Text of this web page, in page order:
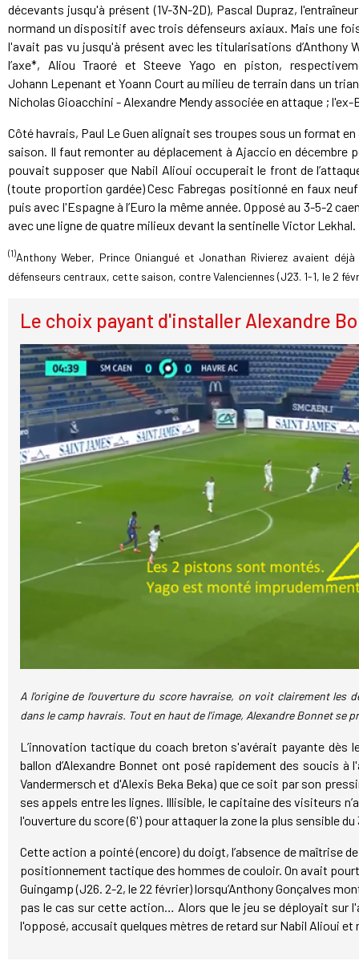
décevants jusqu'à présent (1V-3N-2D), Pascal Dupraz,
normand un dispositif avec trois défenseurs axiaux. Mais une
l'avait pas vu jusqu'à présent avec les titularisations d’Anthony
l’axe*, Aliou Traoré et Steeve Yago en piston,
Johann Lepenant et Yoann Court au milieu de terrain dans un
Nicholas Gioacchini - Alexandre Mendy associée en attaque ;
Côté havrais, Paul Le Guen alignait ses troupes sous un format
saison. Il faut remonter au déplacement à Ajaccio en décembre
pouvait supposer que Nabil Alioui occuperait le front de
(toute proportion gardée) Cesc Fabregas positionné en faux neuf
puis avec l'Espagne à l’Euro la même année. Opposé au 3-5-2
avec une ligne de quatre milieux devant la sentinelle Victor Lekhal.
(1)Anthony Weber, Prince Oniangué et Jonathan Rivierez avaient
défenseurs centraux, cette saison, contre Valenciennes (J23. 1-1, le 2
Le choix payant d'installer Alexandre
A l'origine de l'ouverture du score havraise, on voit clairement les
dans le camp havrais. Tout en haut de l'image, Alexandre Bonnet se
L’innovation tactique du coach breton s'avérait payante dès
ballon d’Alexandre Bonnet ont posé rapidement des soucis à
Vandermersch et d'Alexis Beka Beka) que ce soit par son
ses appels entre les lignes. Illisible, le capitaine des visiteurs
l'ouverture du score (6') pour attaquer la zone la plus sensible
Cette action a pointé (encore) du doigt, l’absence de maîtrise
positionnement tactique des hommes de couloir. On avait
Guingamp (J26. 2-2, le 22 février) lorsqu’Anthony Gonçalves
pas le cas sur cette action… Alors que le jeu se déployait sur
l'opposé, accusait quelques mètres de retard sur Nabil Alioui